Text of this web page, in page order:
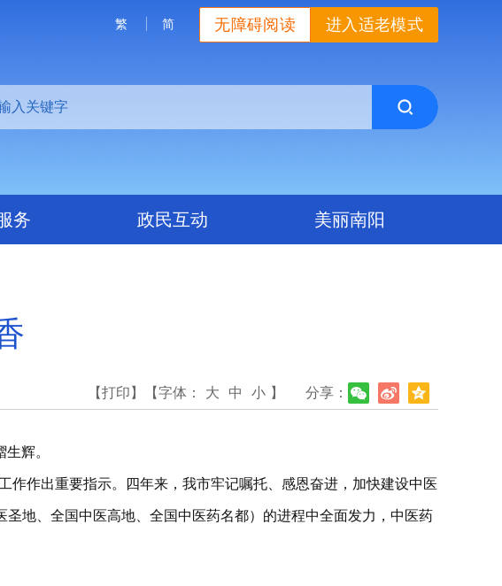
进入适老模式
无障碍阅读
繁 简
务 政民互动 美丽南阳
分享：
【打印】 【字体： 大 中 小 】
辉。
作出重要指示。四年来，我市牢记嘱托、感恩奋进，加快建设中医
地、全国中医高地、全国中医药名都）的进程中全面发力，中医药